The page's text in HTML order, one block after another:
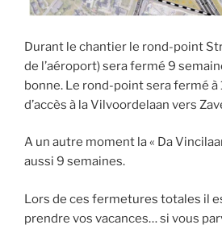
Durant le chantier le rond-point
de l’aéroport) sera fermé 9
bonne. Le rond-point sera fermé à
d’accès à la Vilvoordelaan vers
A un autre moment la « Da
aussi 9 semaines.
Lors de ces fermetures totales il
prendre vos vacances… si vous